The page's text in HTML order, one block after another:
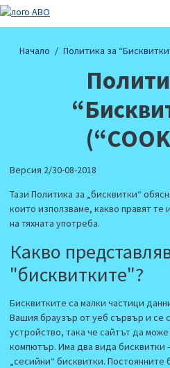
Начало Политика за
Версия 2/30-08-2018
Тази Политика за „бисквитки“
които използваме, какво правят
на тяхната употреба.
Какво
"бисквитките"?
Бисквитките са малки частици
Вашия браузър от уеб сървър и се
устройство, така че сайтът да
компютър. Има два вида бисквитки
„сесийни“ бисквитки.